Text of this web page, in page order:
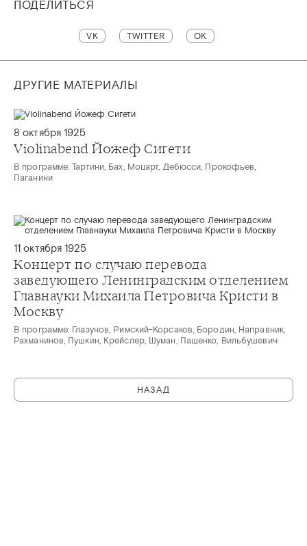
ПОДЕЛИТЬСЯ
VK TWITTER OK
ДРУГИЕ МАТЕРИАЛЫ
8 октября 1925
Violinabend Йожеф Сигети
В программе: Тартини, Бах, Моцарт, Дебюсси, Прокофьев,
Паганини
11 октября 1925
Концерт по случаю перевода
заведующего Ленинградским отделением
Главнауки Михаила Петровича Кристи в
Москву
В программе: Глазунов, Римский-Корсаков, Бородин, Направник,
Рахманинов, Пушкин, Крейслер, Шуман, Пащенко, Вильбушевич
НАЗАД